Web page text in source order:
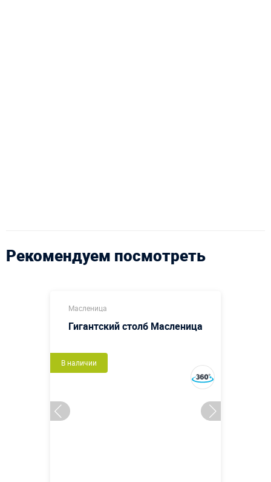
Рекомендуем посмотреть
Масленица
Гигантский столб Масленица
В наличии